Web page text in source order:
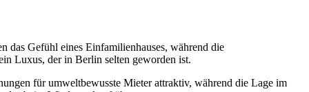
das Gefühl eines Einfamilienhauses, während die
Luxus, der in Berlin selten geworden ist.
für umweltbewusste Mieter attraktiv, während die Lage im